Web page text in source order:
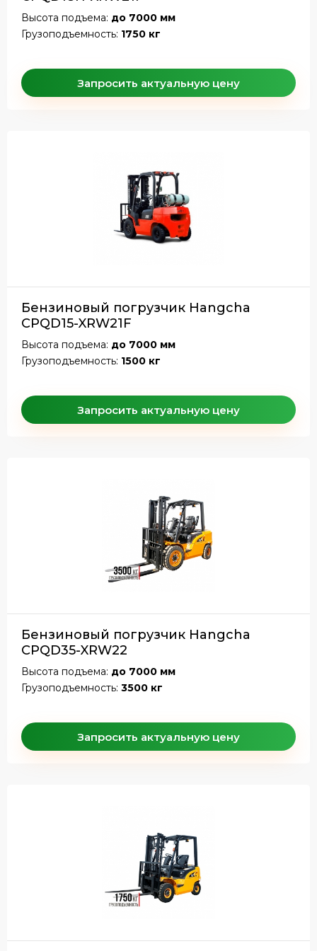
Высота подъема: до 7000 мм
Грузоподъемность: 1750 кг
Запросить актуальную цену
Бензиновый погрузчик Hangcha
CPQD15-XRW21F
Высота подъема: до 7000 мм
Грузоподъемность: 1500 кг
Запросить актуальную цену
Бензиновый погрузчик Hangcha
CPQD35-XRW22
Высота подъема: до 7000 мм
Грузоподъемность: 3500 кг
Запросить актуальную цену